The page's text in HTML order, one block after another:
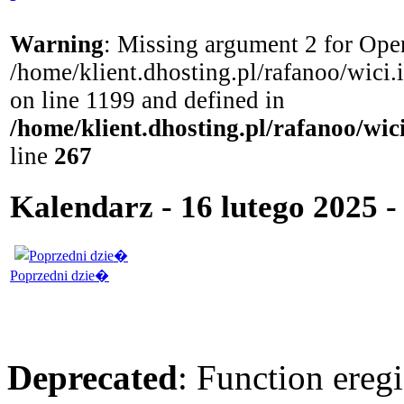
Warning: Missing argument 2 for
/home/klient.dhosting.pl/rafanoo/
on line 1199 and defined in
/home/klient.dhosting.pl/rafanoo/
line 267
Kalendarz - 16 lutego 2025
Poprzedni dzie�
Deprecated: Function